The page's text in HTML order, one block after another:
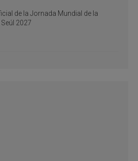
de la Jornada Mundial de la
2027